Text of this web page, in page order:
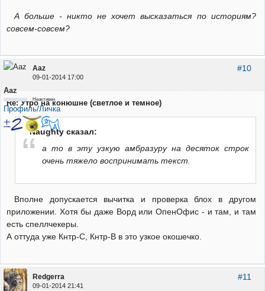
А больше - никто не хочет высказаться по историям?
совсем-совсем?
#10
Aaz
09-01-2014 17:00
Aaz
Неактивен
Профиль/Личка
Re: Утро на конюшне (светлое и темное)
Naughty сказал:
а то в эту узкую амбразуру на десяток строк
очень тяжело воспринимать текст.
Вполне допускается вычитка и проверка блох в другом
приложении. Хотя бы даже Ворд или ОпенОфис - и там, и там
есть спеллчекеры.
А оттуда уже Кнтр-С, Кнтр-В в это узкое окошечко.
#11
Redgerra
09-01-2014 21:41